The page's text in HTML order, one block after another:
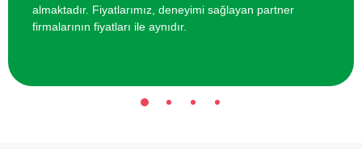
almaktadır. Fiyatlarımız, deneyimi sağlayan partner
firmalarının fiyatları ile aynıdır.